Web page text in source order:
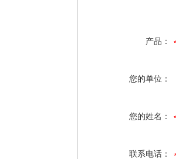
产品：
您的单位：
您的姓名：
联系电话：